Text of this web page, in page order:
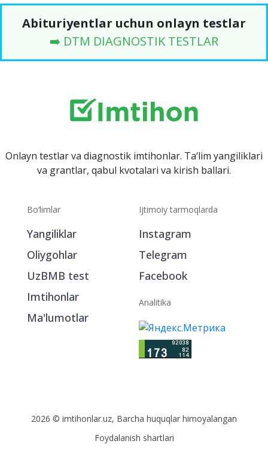
Abituriyentlar uchun onlayn testlar
➡️ DTM DIAGNOSTIK TESTLAR
Onlayn testlar va diagnostik imtihonlar. Ta‘lim yangiliklari
va grantlar, qabul kvotalari va kirish ballari.
Bo‘limlar
Yangiliklar
Oliygohlar
UzBMB test
Imtihonlar
Ma'lumotlar
Ijtimoiy tarmoqlarda
Instagram
Telegram
Facebook
Analitika
2026 © imtihonlar.uz, Barcha huquqlar himoyalangan
Foydalanish shartlari